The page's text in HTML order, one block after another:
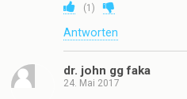
(1 )
Antworten
dr. john gg faka
24. Mai 2017